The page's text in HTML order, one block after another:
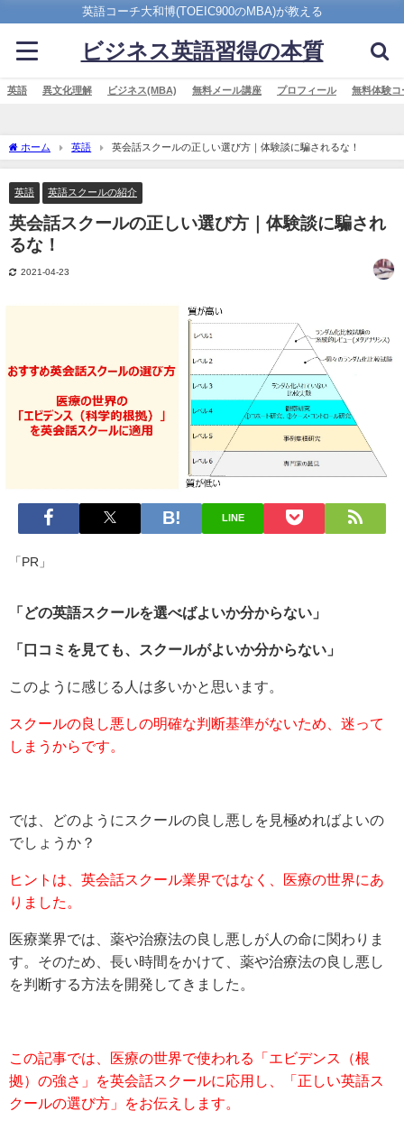
英語コーチ大和博(TOEIC900のMBA)が教える
ビジネス英語習得の本質
英語 異文化理解 ビジネス(MBA) 無料メール講座 プロフィール 無料体験コ
ホーム 英語 英会話スクールの正しい選び方｜体験談に騙されるな！
英語 英語スクールの紹介
英会話スクールの正しい選び方｜体験談に騙され
るな！
2021-04-23
LINE
「PR」
「どの英語スクールを選べばよいか分からない」
「口コミを見ても、スクールがよいか分からない」
このように感じる人は多いかと思います。
スクールの良し悪しの明確な判断基準がないため、迷って
しまうからです。
では、どのようにスクールの良し悪しを見極めればよいの
でしょうか？
ヒントは、英会話スクール業界ではなく、医療の世界にあ
りました。
医療業界では、薬や治療法の良し悪しが人の命に関わりま
す。そのため、長い時間をかけて、薬や治療法の良し悪し
を判断する方法を開発してきました。
この記事では、医療の世界で使われる「エビデンス（根
拠）の強さ」を英会話スクールに応用し、「正しい英語ス
クールの選び方」をお伝えします。